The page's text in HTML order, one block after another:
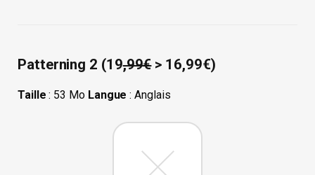
Patterning 2 (19,99€> 16,99€)
Taille: 53 Mo Langue : Anglais